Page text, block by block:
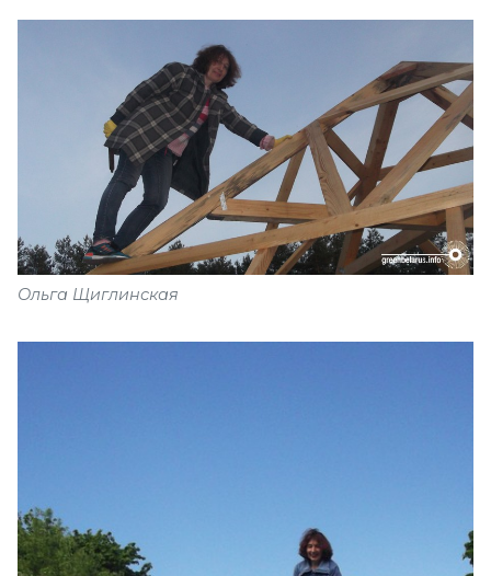
Ольга Щиглинская